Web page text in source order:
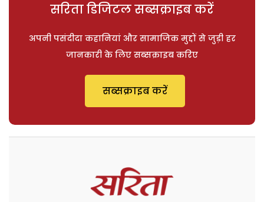
सरिता डिजिटल सब्सक्राइब करें
अपनी पसंदीदा कहानियां और सामाजिक मुद्दों से जुड़ी हर
जानकारी के लिए सब्सक्राइब करिए
सब्सक्राइब करें